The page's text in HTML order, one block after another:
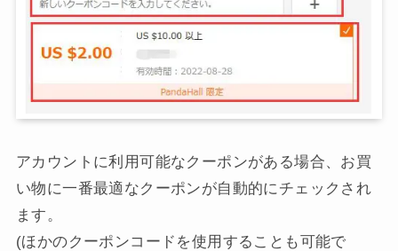
アカウントに利用可能なクーポンがある場合、お買
い物に一番最適なクーポンが自動的にチェックされ
ます。
(ほかのクーポンコードを使用することも可能で